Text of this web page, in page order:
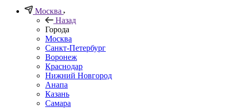
Москва
Назад
Города
Москва
Санкт-Петербург
Воронеж
Краснодар
Нижний Новгород
Анапа
Казань
Самара